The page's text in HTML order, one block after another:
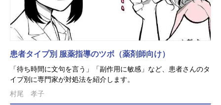
患者タイプ別 服薬指導のツボ（薬剤師向け）
「待ち時間に文句を言う」「副作用に敏感」など、患者さんのタ
イプ別に専門家が対処法を紹介します。
村尾 孝子